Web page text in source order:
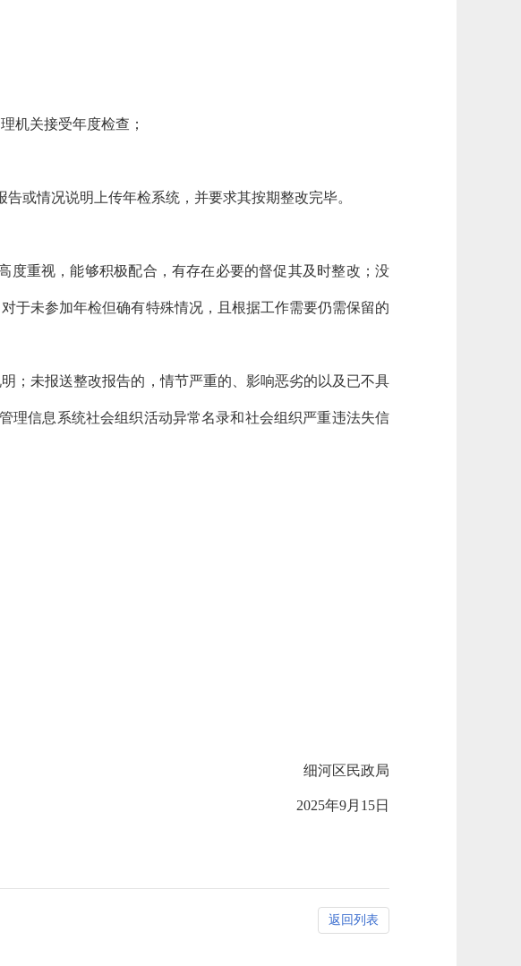
机关接受年度检查；
或情况说明上传年检系统，并要求其按期整改完毕。
度重视，能够积极配合，有存在必要的督促其及时整改；没
对于未参加年检但确有特殊情况，且根据工作需要仍需保留的
；未报送整改报告的，情节严重的、影响恶劣的以及已不具
理信息系统社会组织活动异常名录和社会组织严重违法失信
细河区民政局
2025年9月15日
返回列表